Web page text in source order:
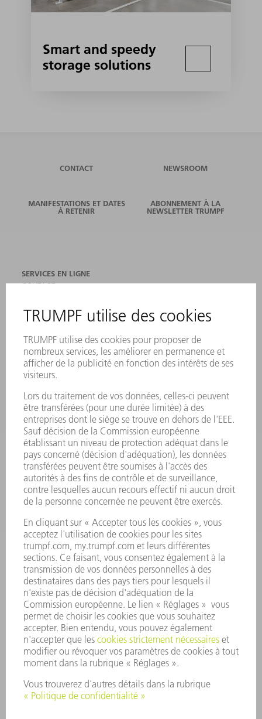
Smart and speedy
storage solutions
CONTACT NEWSROOM
MANIFESTATIONS ET DATES
À RETENIR
ABONNEMENT À LA
NEWSLETTER TRUMPF
SERVICES EN LIGNE
CONTACT
MANIFESTATIONS ET DATES À RETENIR
INSCRIPTION À LA NEWSLETTER
PRODUITS
MACHINES & SYSTÈMES
LASER
ELECTRONIQUE DE PUISSANCE
OUTILS ÉLECTRIQUES
SMART FACTORY
LOGICIEL
SERVICES
APPLICATIONS
SECTEURS D'ACTIVITÉ
ENTREPRISE
CARRIÈRE
OFFRES D'EMPLOI
PROFIL DE L'ENTREPRISE
CONSEIL D'ADMINISTRATION
RAPPORT ANNUEL
PRINCIPES FONDAMENTAUX DE L'ENTREPRISE
CONFORMITÉ
SYSTÈME D'ALERTE
SÉCURITÉ
COMMUNIQUÉS DE PRESSE
MAGAZINE
DURABILITÉ
ENVIRONNEMENT ET CLIMAT
SOCIAL ET SOCIÉTÉ
GESTION D'ENTREPRISE